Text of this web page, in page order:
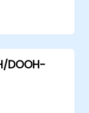
Chatbot
zu
die
DOOH-